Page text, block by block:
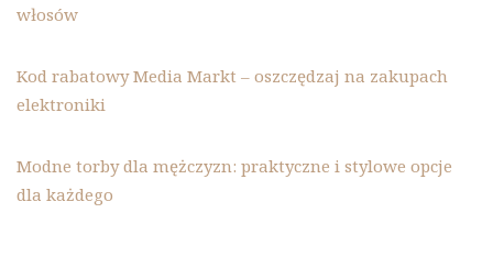
włosów
Kod rabatowy Media Markt – oszczędzaj na zakupach
elektroniki
Modne torby dla mężczyzn: praktyczne i stylowe opcje
dla każdego